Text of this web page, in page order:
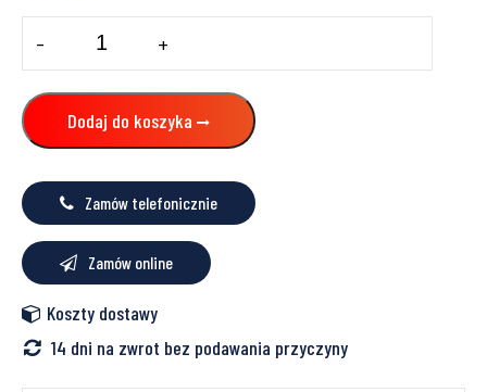
KOLANO
Ø80
REWIZJĄ
AS
LRKK
93°
- +
Dodaj do koszyka
Zamów telefonicznie
Zamów online
Koszty dostawy
14 dni na zwrot bez podawania przyczyny